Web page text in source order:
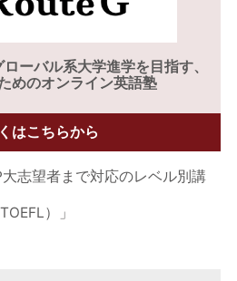
ローバル系大学進学を目指す、
めのオンライン英語塾
はこちらから
志望者まで対応のレベル別講
）」